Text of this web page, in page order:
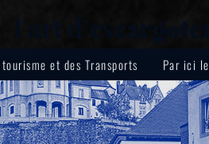
et des Transports Par ici